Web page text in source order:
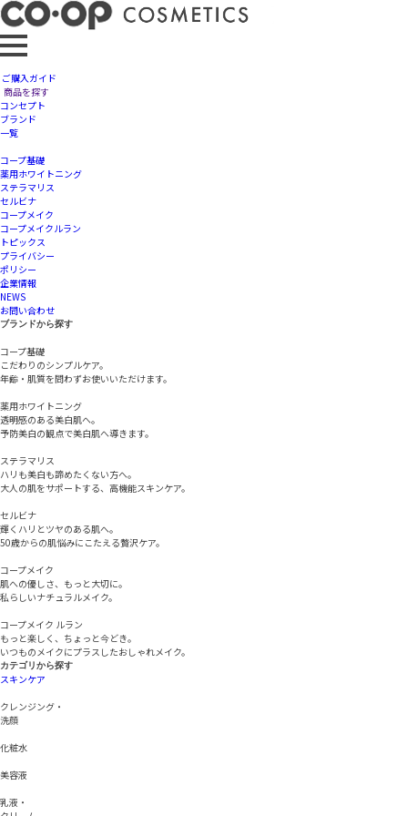
ご購入ガイド
商品を探す
コンセプト
ブランド
一覧
コープ基礎
薬用ホワイトニング
ステラマリス
セルビナ
コープメイク
コープメイクルラン
トピックス
プライバシー
ポリシー
企業情報
NEWS
お問い合わせ
ブランドから探す
コープ基礎
こだわりのシンプルケア。
年齢・肌質を問わずお使いいただけます。
薬用ホワイトニング
透明感のある美白肌へ。
予防美白の観点で美白肌へ導きます。
ステラマリス
ハリも美白も諦めたくない方へ。
大人の肌をサポートする、高機能スキンケア。
セルビナ
輝くハリとツヤのある肌へ。
50歳からの肌悩みにこたえる贅沢ケア。
コープメイク
肌への優しさ、もっと大切に。
私らしいナチュラルメイク。
コープメイク ルラン
もっと楽しく、ちょっと今どき。
いつものメイクにプラスしたおしゃれメイク。
カテゴリから探す
スキンケア
クレンジング・
洗顔
化粧水
美容液
乳液・
【コープメイク45周年】リニューアル第一弾！
2025.2.26
おかげさまでコープメイクアップシリーズは45周年を迎えま
した。
リニューアル第一弾として、
人気のUVパウダーファンデーションとUVリキッドファンデー
ション、
口紅をさらに使いやすく改良しています。
またメイクアップアーティストとのコラボ企画で「メイク悩
み解決方法」をご紹介♪
詳細は以下からチェック！！
ページはこちら↓